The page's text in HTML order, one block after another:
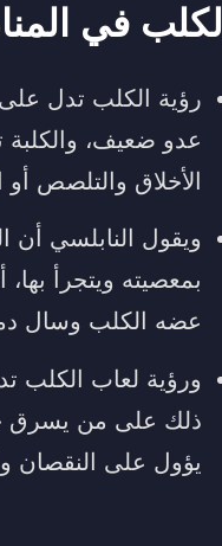
الكلب في
رؤية الكلب تدل
عدو ضعيف، والكلبة
الأخلاق والتلصص
ويقول النابلسي أن
بمعصيته ويتجرأ
عضه الكلب وسال
ورؤية لعاب الكلب
ذلك على من يسرق
يؤول على النقصان